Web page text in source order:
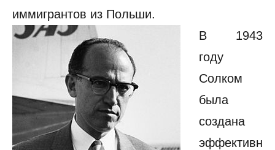
иммигрантов из Польши.
В 1943
году
Солком
была
создана
эффективн